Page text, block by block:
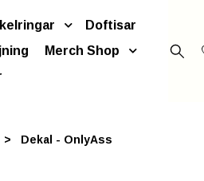
Doftisar
Merch Shop
Dekal - OnlyAss